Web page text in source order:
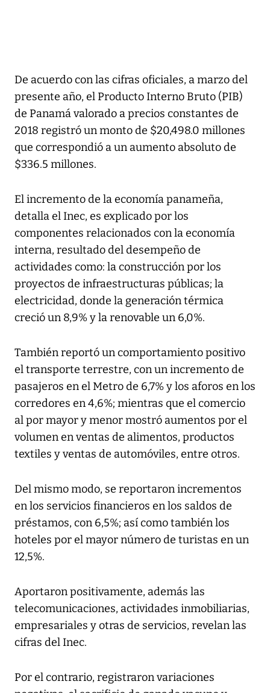
De acuerdo con las cifras oficiales, a marzo del
presente año, el Producto Interno Bruto (PIB)
de Panamá valorado a precios constantes de
2018 registró un monto de $20,498.0 millones
que correspondió a un aumento absoluto de
$336.5 millones.
El incremento de la economía panameña,
detalla el Inec, es explicado por los
componentes relacionados con la economía
interna, resultado del desempeño de
actividades como: la construcción por los
proyectos de infraestructuras públicas; la
electricidad, donde la generación térmica
creció un 8,9% y la renovable un 6,0%.
También reportó un comportamiento positivo
el transporte terrestre, con un incremento de
pasajeros en el Metro de 6,7% y los aforos en los
corredores en 4,6%; mientras que el comercio
al por mayor y menor mostró aumentos por el
volumen en ventas de alimentos, productos
textiles y ventas de automóviles, entre otros.
Del mismo modo, se reportaron incrementos
en los servicios financieros en los saldos de
préstamos, con 6,5%; así como también los
hoteles por el mayor número de turistas en un
12,5%.
Aportaron positivamente, además las
telecomunicaciones, actividades inmobiliarias,
empresariales y otras de servicios, revelan las
cifras del Inec.
Por el contrario, registraron variaciones